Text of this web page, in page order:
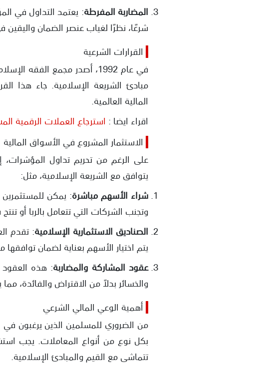
المضاربة المفرطة: يعتمد التداول في
شرعًا، نظرًا لغياب عنصر الضمان واليقين
القرارات الشرعية
في عام 1992، أصدر مجمع
مبادئ الشريعة الإسلامية. جاء هذا
المالية العالمية.
اقراء ايضا : استرجاع العملات الرقمية
الاستثمار المشروع في الأسواق المالية
على الرغم من تحريم تداول المؤشرات،
يتوافق مع الشريعة الإسلامية، مثل:
شراء الأسهم مباشرة: يمكن
وتجنب الشركات التي تتعامل بالربا أو
الصناديق الاستثمارية الإسلامية: تقدم
يتم اختيار الأسهم بعناية لضمان توافقها
عقود المشاركة والمضاربة: هذه العقود
والخسائر بدلاً من الاقتراض والفائدة، مما
أهمية الوعي المالي الشرعي
من الضروري للمسلمين الذين يرغبون في
بكل نوع من أنواع المعاملات. يجب
تتماشى مع القيم والمبادئ الإسلامية.